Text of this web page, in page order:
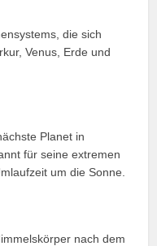
die sich
Venus, Erde und
Planet in
für seine extremen
um die Sonne.
nach dem